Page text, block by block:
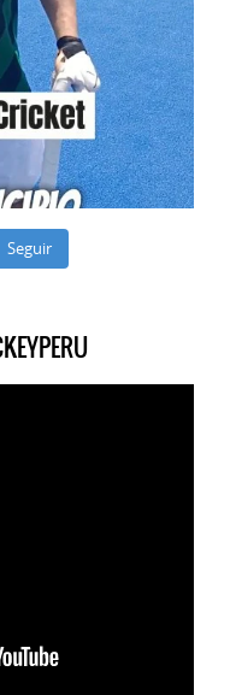
Seguir